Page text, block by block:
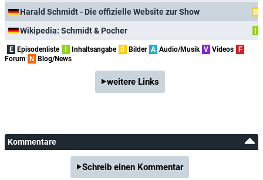
Harald Schmidt - Die offizielle Website zur Show
B
Wikipedia: Schmidt & Pocher
I
E Episodenliste Inhaltsangabe B Bilder A Audio/Musik V Videos
F
Forum
N Blog/News
weitere Links
Kommentare
Schreib einen Kommentar